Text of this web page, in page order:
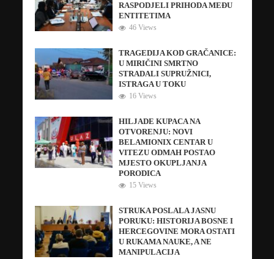
RASPODJELI PRIHODA MEĐU
ENTITETIMA
46 Views
TRAGEDIJA KOD GRAČANICE:
U MIRIČINI SMRTNO
STRADALI SUPRUŽNICI,
ISTRAGA U TOKU
16 Views
HILJADE KUPACA NA
OTVORENJU: NOVI
BELAMIONIX CENTAR U
VITEZU ODMAH POSTAO
MJESTO OKUPLJANJA
PORODICA
15 Views
STRUKA POSLALA JASNU
PORUKU: HISTORIJA BOSNE I
HERCEGOVINE MORA OSTATI
U RUKAMA NAUKE, A NE
MANIPULACIJA